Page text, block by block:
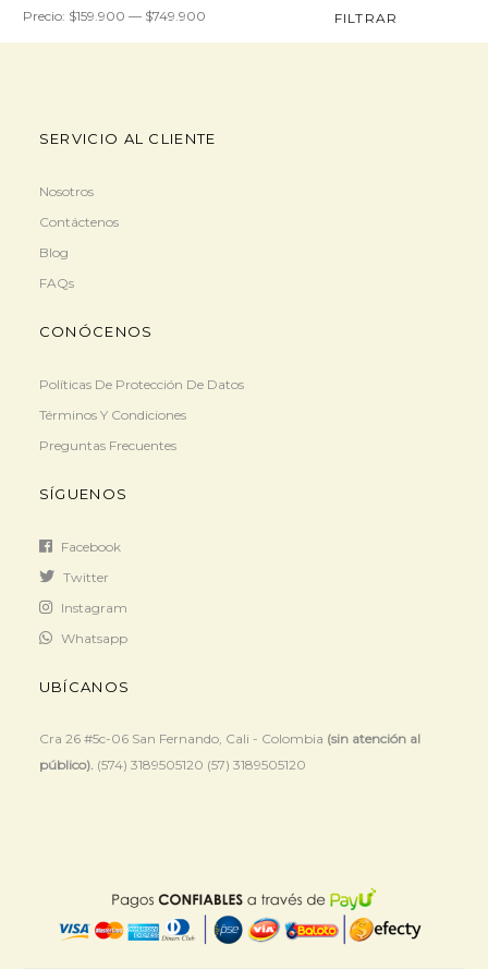
mínimo
máximo
FILTRAR
Precio: $159.900 — $749.900
SERVICIO AL CLIENTE
Nosotros
Contáctenos
Blog
FAQs
CONÓCENOS
Políticas De Protección De Datos
Términos Y Condiciones
Preguntas Frecuentes
SÍGUENOS
Facebook
Twitter
Instagram
Whatsapp
UBÍCANOS
Cra 26 #5c-06 San Fernando, Cali - Colombia (sin atención al
público). (574) 3189505120 (57) 3189505120